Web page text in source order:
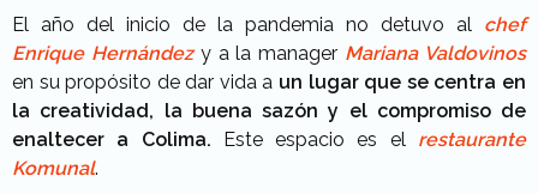
El año del inicio de la pandemia no detuvo al chef
Enrique Hernándezy a la manager Mariana Valdovinos
en su propósito de dar vida a un lugar que se centra en
la creatividad, la buena sazón y el compromiso de
enaltecer a Colima.
Este espacio es el restaurante
Komunal.